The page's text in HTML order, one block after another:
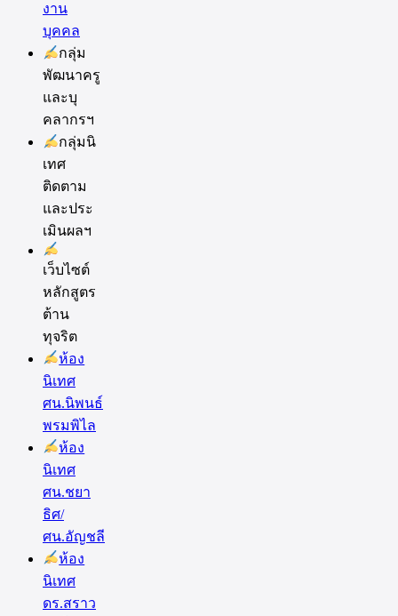
งาน
บุคคล
กลุ่ม
พัฒนาครู
และบุ
คลากรฯ
กลุ่มนิ
เทศ
ติดตาม
และประ
เมินผลฯ
เว็บไซต์
หลักสูตร
ต้าน
ทุจริต
ห้อง
นิเทศ
ศน.นิพนธ์
พรมพิไล
ห้อง
นิเทศ
ศน.ชยา
ธิศ/
ศน.อัญชลี
ห้อง
นิเทศ
ดร.สราว